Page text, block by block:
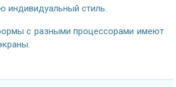
индивидуальный стиль.
с разными процессорами имеют